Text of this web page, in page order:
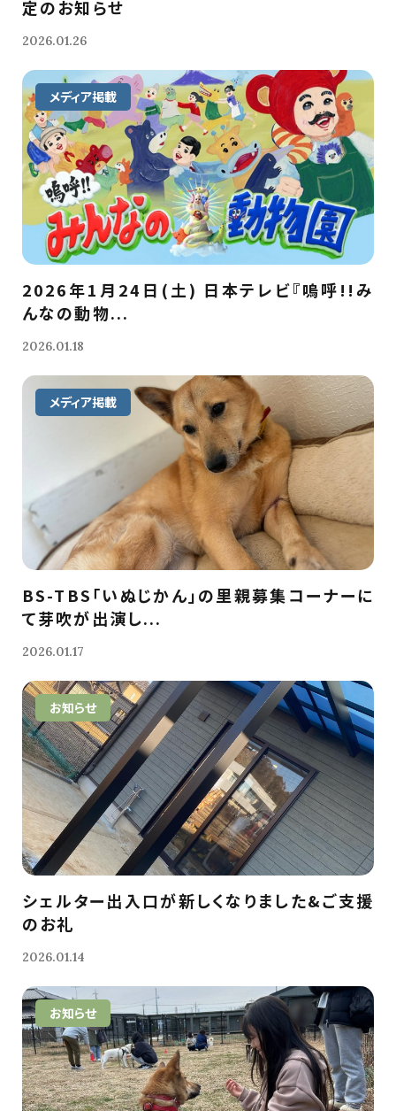
定のお知らせ
2026.01.26
メディア掲載
2026年1月24日(土) 日本テレビ『嗚呼!!み
んなの動物...
2026.01.18
メディア掲載
BS-TBS「いぬじかん」の里親募集コーナーに
て芽吹が出演し...
2026.01.17
お知らせ
シェルター出入口が新しくなりました&ご支援
のお礼
2026.01.14
お知らせ